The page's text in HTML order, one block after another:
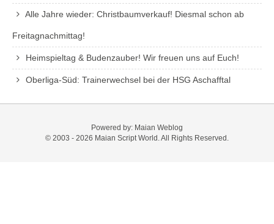
Alle Jahre wieder: Christbaumverkauf! Diesmal schon ab
Freitagnachmittag!
Heimspieltag & Budenzauber! Wir freuen uns auf Euch!
Oberliga-Süd: Trainerwechsel bei der HSG Aschafftal
Powered by: Maian Weblog
© 2003 - 2026 Maian Script World . All Rights Reserved.